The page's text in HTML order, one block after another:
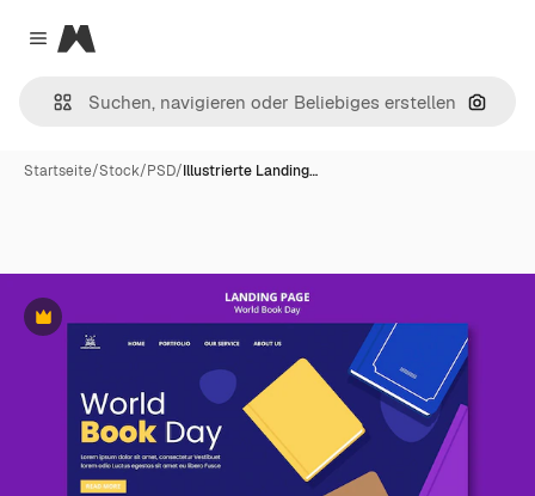
Close menu
Magnific
Nach
Startseite/Stock/PSD/Illustrierte Landing…
Premium